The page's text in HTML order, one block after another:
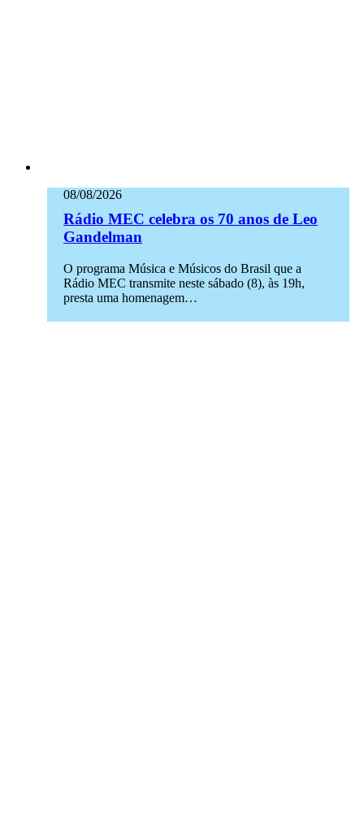
08/08/2026
Rádio MEC celebra os 70 anos de Leo
Gandelman
O programa Música e Músicos do Brasil que a
Rádio MEC transmite neste sábado (8), às 19h,
presta uma homenagem…